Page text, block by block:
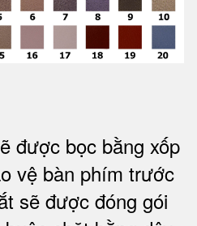
được bọc bằng xốp
vệ bàn phím trước
sẽ được đóng gói